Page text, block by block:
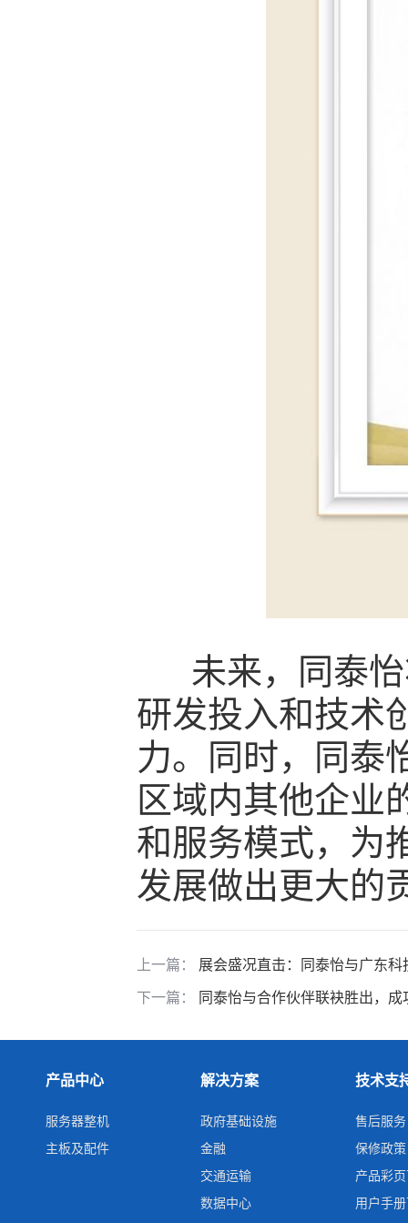
未来，同泰怡
研发投入和技术
力。同时，同泰
区域内其他企业
和服务模式，为
发展做出更大的
上一篇： 展会盛况直击：同泰怡与广东
下一篇： 同泰怡与合作伙伴联袂胜出，
产品中心
服务器整机
主板及配件
解决方案
政府基础设施
金融
交通运输
数据中心
技术支
售后服务
保修政策
产品彩
用户手